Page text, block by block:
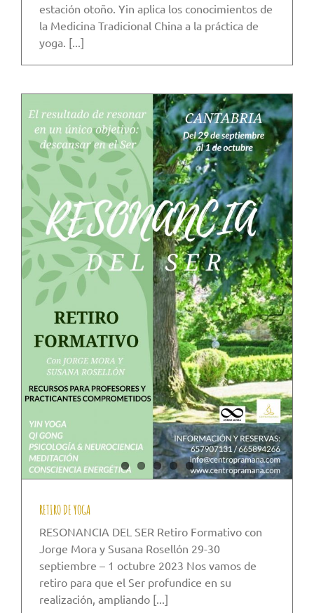
estación otoño. Yin aplica los conocimientos de
la Medicina Tradicional China a la práctica de
yoga. [...]
RETIRO DE YOGA
RESONANCIA DEL SER Retiro Formativo con
Jorge Mora y Susana Rosellón 29-30
septiembre – 1 octubre 2023 Nos vamos de
retiro para que el Ser profundice en su
realización, ampliando [...]